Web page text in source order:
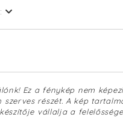
Ez a fénykép nem
szerves részét. A kép
vállalja a